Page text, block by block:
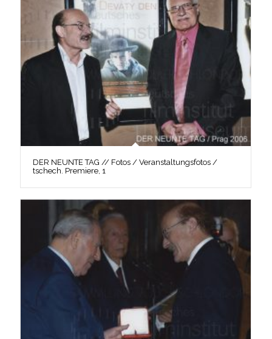
DER NEUNTE TAG // Fotos / Veranstaltungsfotos /
tschech. Premiere, 1